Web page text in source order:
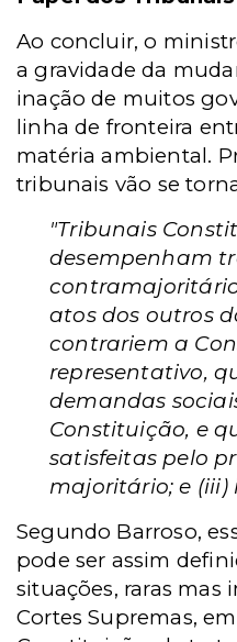
Ao concluir, o
a gravidade da
inação de muitos
linha de fronteira
matéria ambiental.
tribunais vão se
"Tribunais
desempenham
atos dos outros
contrariem a
representativo,
demandas
Constituição, e
satisfeitas pelo
majoritário; e (iii)
Segundo Barroso,
pode ser assim
situações, raras mas
Cortes Supremas,